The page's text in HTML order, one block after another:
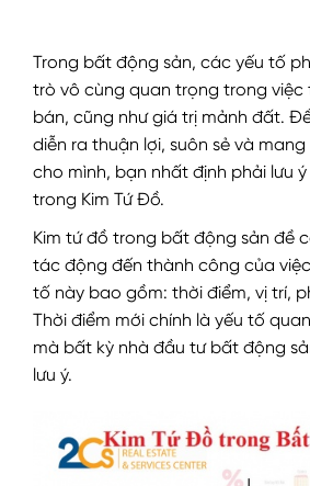
Trong bất động sản, các yếu tố
trò vô cùng quan trọng trong việc
bán, cũng như giá trị mảnh đất.
diễn ra thuận lợi, suôn sẻ và mang
cho mình, bạn nhất định phải lưu
trong Kim Tứ Đồ.
Kim tứ đồ trong bất động sản đề
tác động đến thành công của
tố này bao gồm: thời điểm, vị trí,
Thời điểm mới chính là yếu tố
mà bất kỳ nhà đầu tư bất động
lưu ý.